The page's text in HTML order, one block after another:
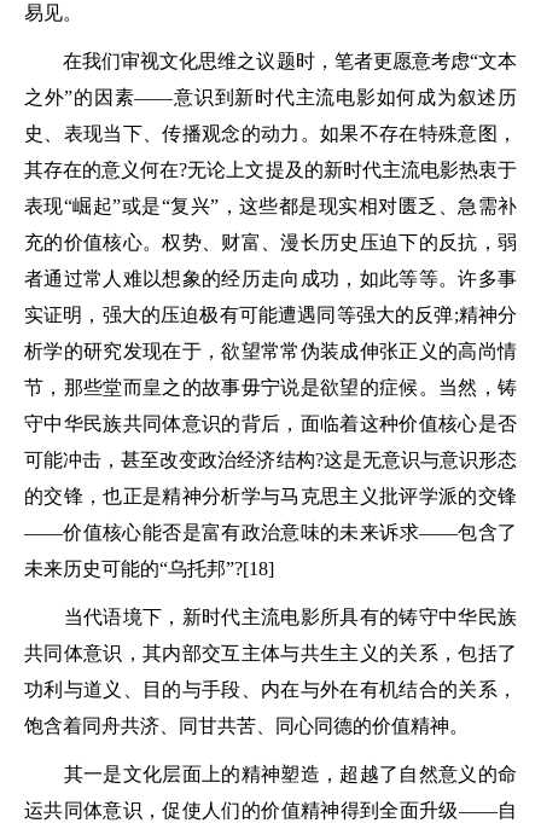
易见。
在我们审视文化思维之议题时，笔者更愿意考虑“文本
之外”的因素——意识到新时代主流电影如何成为叙述历
史、表现当下、传播观念的动力。如果不存在特殊意图，
其存在的意义何在?无论上文提及的新时代主流电影热衷于
表现“崛起”或是“复兴”，这些都是现实相对匮乏、急需补
充的价值核心。权势、财富、漫长历史压迫下的反抗，弱
者通过常人难以想象的经历走向成功，如此等等。许多事
实证明，强大的压迫极有可能遭遇同等强大的反弹;精神分
析学的研究发现在于，欲望常常伪装成伸张正义的高尚情
节，那些堂而皇之的故事毋宁说是欲望的症候。当然，铸
守中华民族共同体意识的背后，面临着这种价值核心是否
可能冲击，甚至改变政治经济结构?这是无意识与意识形态
的交锋，也正是精神分析学与马克思主义批评学派的交锋
——价值核心能否是富有政治意味的未来诉求——包含了
未来历史可能的“乌托邦”?[18]
当代语境下，新时代主流电影所具有的铸守中华民族
共同体意识，其内部交互主体与共生主义的关系，包括了
功利与道义、目的与手段、内在与外在有机结合的关系，
饱含着同舟共济、同甘共苦、同心同德的价值精神。
其一是文化层面上的精神塑造，超越了自然意义的命
运共同体意识，促使人们的价值精神得到全面升级——自